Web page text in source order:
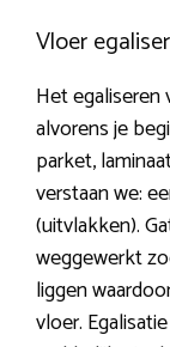
Vloer
Het egaliseren
alvorens je
parket,
verstaan we:
(uitvlakken).
weggewerkt
liggen
vloer.